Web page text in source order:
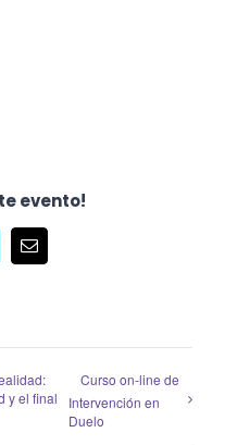
evento!
Correo
y el final
Curso on-line de
Intervención en
Duelo